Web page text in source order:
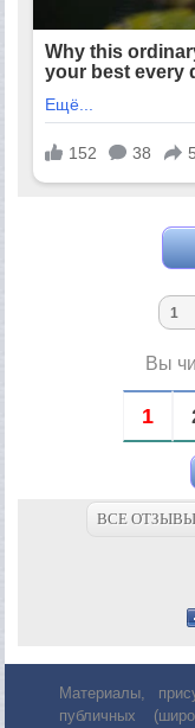
Вы
1
ВСЕ ОТЗЫВЫ
Материалы,
публичных